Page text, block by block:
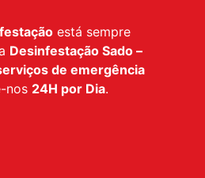
está sempre
Desinfestação Sado –
de emergência
nos 24H por Dia.